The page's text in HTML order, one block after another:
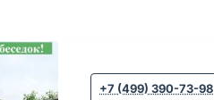
+7 (499) 390-73-98